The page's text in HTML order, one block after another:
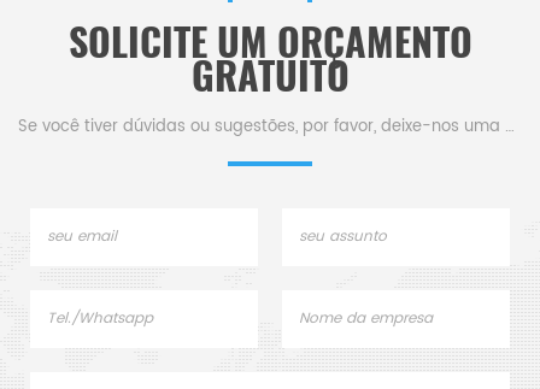
SOLICITE UM ORÇAMENTO
GRATUITO
Se você tiver dúvidas ou sugestões, por favor, deixe-nos uma mensagem,